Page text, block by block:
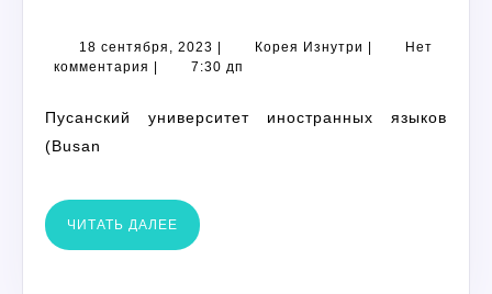
18 сентября, 2023 18
сентября,
| Корея Изнутри Корея
|
Нет
комментария | 7:30 дп
Пусанский университет иностранных языков
(Busan
ЧИТАТЬ ДАЛЕЕ ЧИТАТЬ
ДАЛЕЕ